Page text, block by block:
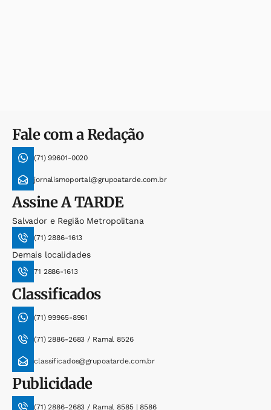
Fale com a Redação
(71) 99601-0020
jornalismoportal@grupoatarde.com.br
AssineA TARDE
Salvador e Região Metropolitana
(71) 2886-1613
Demais localidades
71 2886-1613
Classificados
(71) 99965-8961
(71) 2886-2683 / Ramal 8526
classificados@grupoatarde.com.br
Publicidade
(71) 2886-2683 / Ramal 8585 | 8586